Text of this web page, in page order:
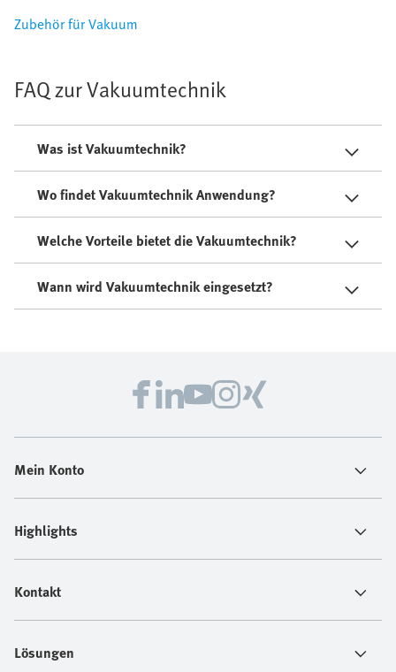
Zubehör für Vakuum
FAQ zur Vakuumtechnik
Was ist Vakuumtechnik?
Wo findet Vakuumtechnik Anwendung?
Welche Vorteile bietet die Vakuumtechnik?
Wann wird Vakuumtechnik eingesetzt?
Mein Konto
Highlights
Kontakt
Lösungen